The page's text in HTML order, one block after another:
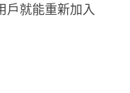
戶就能重新加入